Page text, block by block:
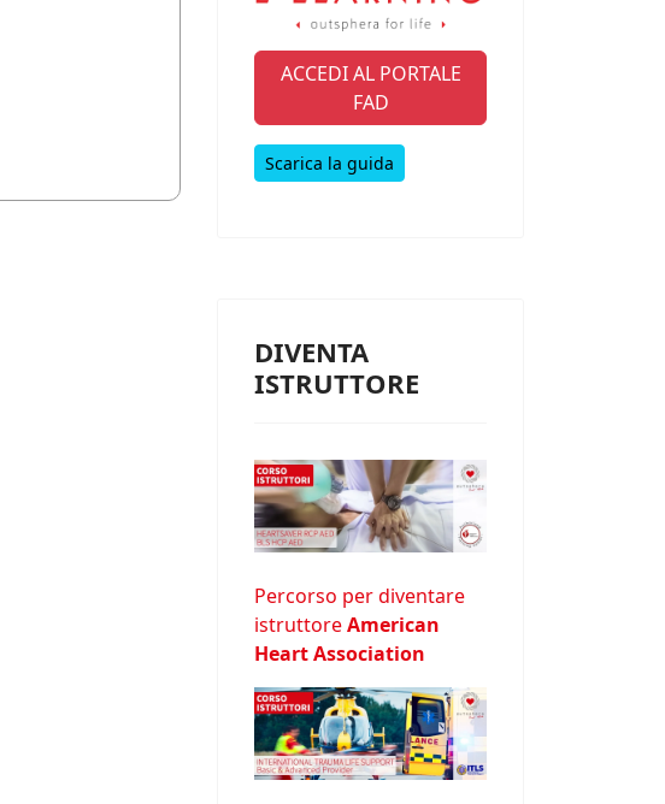
ACCEDI AL PORTALE
FAD
Scarica la guida
DIVENTA
ISTRUTTORE
Percorso per diventare
istruttoreAmerican
Heart Association